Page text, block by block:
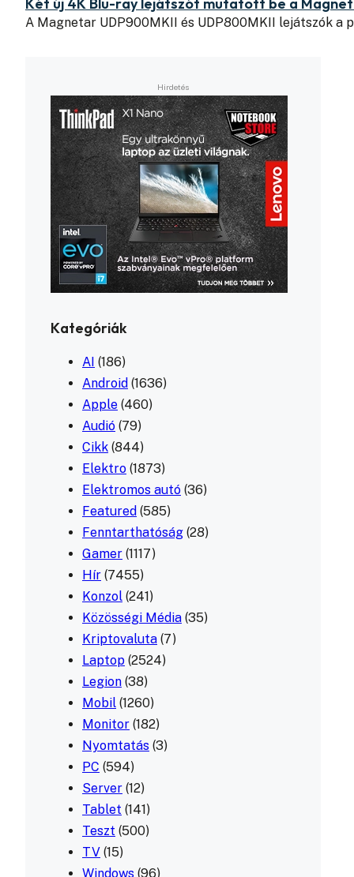
Két új 4K Blu-ray lejátszót mutatott be a
A Magnetar UDP900MKII és UDP800MKII lejátszók a
Kategóriák
AI (186)
Android (1636)
Apple (460)
Audió (79)
Cikk (844)
Elektro (1873)
Elektromos autó (36)
Featured (585)
Fenntarthatóság (28)
Gamer (1117)
Hír (7455)
Konzol (241)
Közösségi Média (35)
Kriptovaluta (7)
Laptop (2524)
Legion (38)
Mobil (1260)
Monitor (182)
Nyomtatás (3)
PC (594)
Server (12)
Tablet (141)
Teszt (500)
TV (15)
Windows (96)